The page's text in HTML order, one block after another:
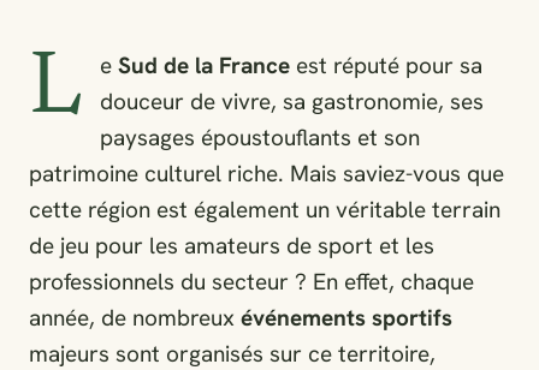
L e Sud de la France est réputé pour sa
douceur de vivre, sa gastronomie, ses
paysages époustouflants et son
patrimoine culturel riche. Mais saviez-vous que
cette région est également un véritable terrain
de jeu pour les amateurs de sport et les
professionnels du secteur ? En effet, chaque
année, de nombreux événements sportifs
majeurs sont organisés sur ce territoire,